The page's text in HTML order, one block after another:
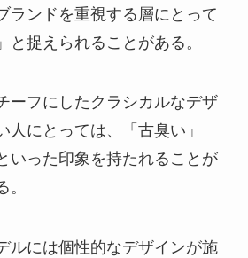
ランドを重視する層にとって
と捉えられることがある。
ーフにしたクラシカルなデザ
人にとっては、「古臭い」
いった印象を持たれることが
ルには個性的なデザインが施